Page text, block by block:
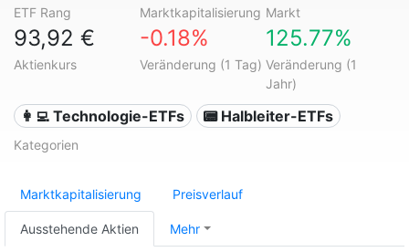
ETF Rang Marktkapitalisierung Markt
93,92 €
Aktienkurs
-0.18%
Veränderung (1 Tag)
125.77%
Veränderung (1
Jahr)
👩‍💻 Technologie-ETFs 📟 Halbleiter-ETFs
Kategorien
Marktkapitalisierung Preisverlauf
Ausstehende Aktien Mehr